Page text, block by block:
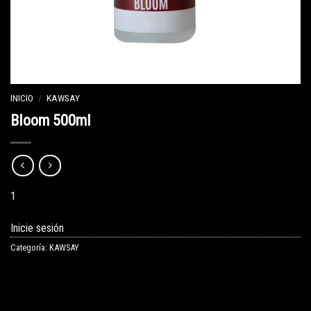
INICIO / KAWSAY
Bloom 500ml
1
Inicie sesión
Categoría: KAWSAY